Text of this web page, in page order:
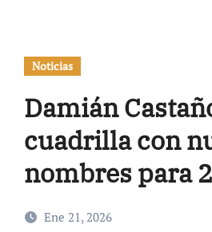
Noticias
Damián
cuadrilla con
nombres para
Ene 21, 2026